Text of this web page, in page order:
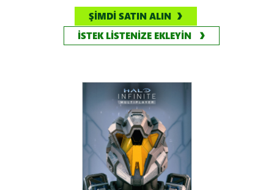
ŞİMDİ SATIN ALIN